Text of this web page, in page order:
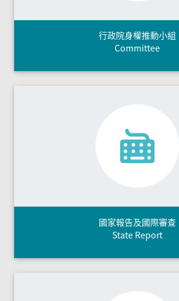
行政院身權推動小組
Committee
國家報告及國際審查
State Report